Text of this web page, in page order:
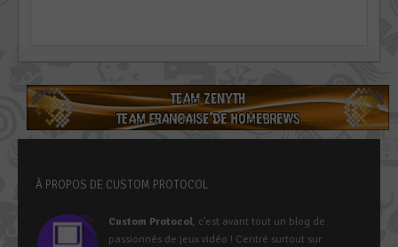
À PROPOS DE CUSTOM PROTOCOL
Custom Protocol, c’est avant tout un blog de
passionnés de jeux vidéo ! Centré surtout sur